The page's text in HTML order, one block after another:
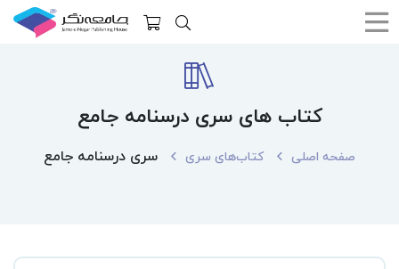
کتاب های سری درسنامه جامع
صفحه اصلی کتاب‌های سری سری درسنامه جامع